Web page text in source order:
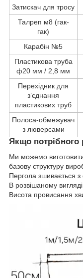
Затискач для тросу
Талреп м8 (гак-
гак)
Карабін №5
Пластикова труба
ф20 мм / 2,8 мм
Перехідник для
зʼєднання
пластикових труб
Полоса-обмежувач
з люверсами
Якщо потрібного
Ми можемо
базову структуру
Пергола зшивається
В розвішаному
Висота провисання